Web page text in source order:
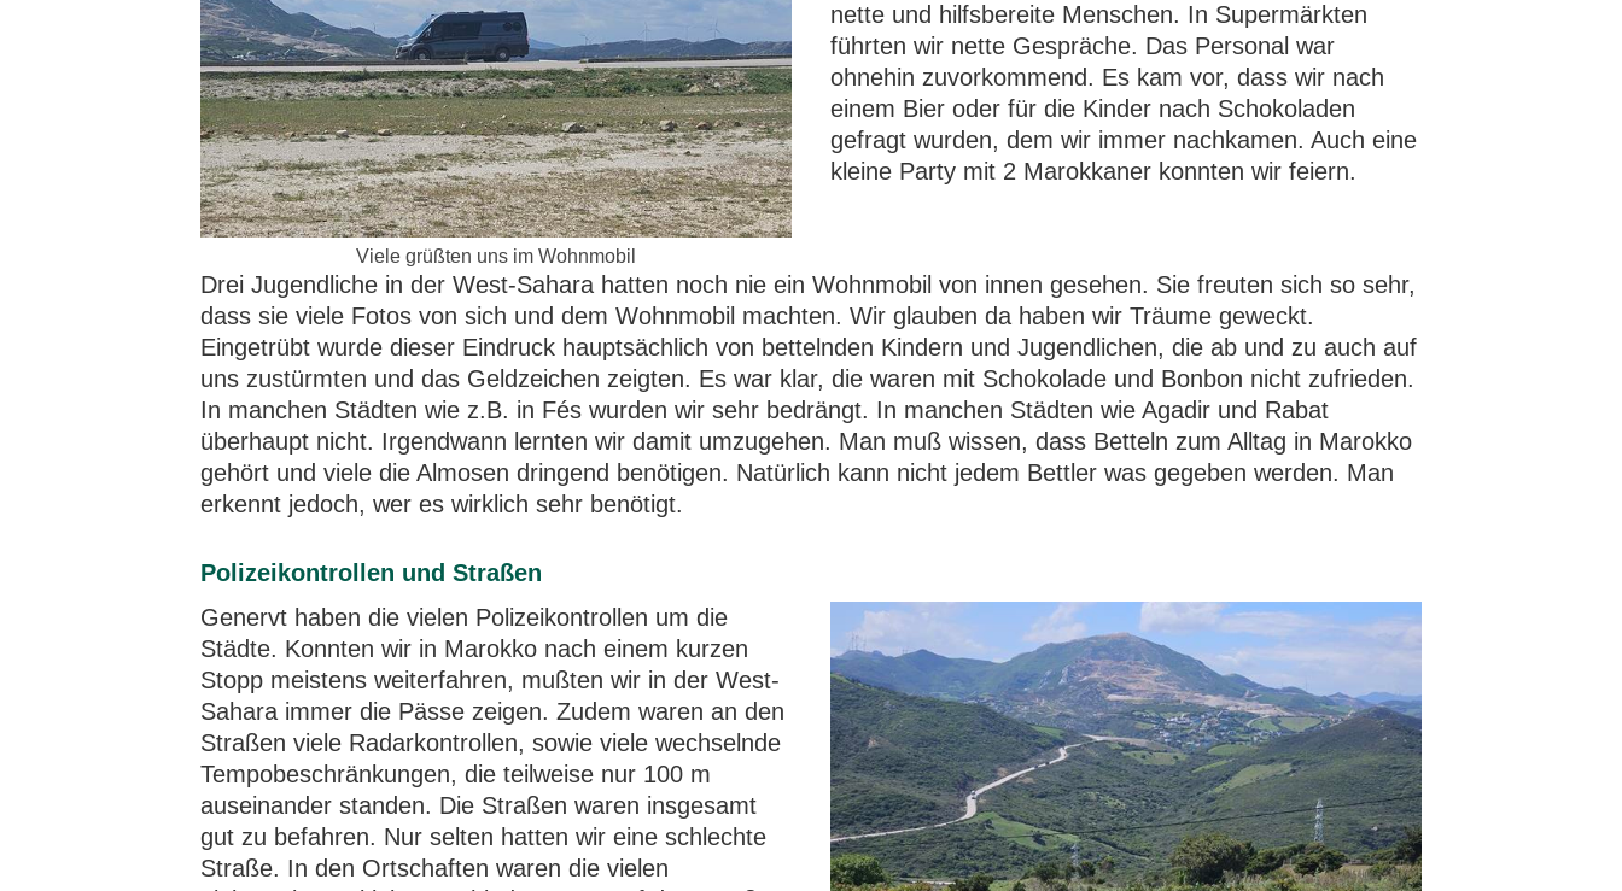
Viele grüßten uns im Wohnmobil
nette und hilfsbereite Menschen. In Supermärkten
führten wir nette Gespräche. Das Personal war
ohnehin zuvorkommend. Es kam vor, dass wir nach
einem Bier oder für die Kinder nach Schokoladen
gefragt wurden, dem wir immer nachkamen. Auch eine
kleine Party mit 2 Marokkaner konnten wir feiern.
Drei Jugendliche in der West-Sahara hatten noch nie ein Wohnmobil von innen gesehen. Sie freuten sich so sehr,
dass sie viele Fotos von sich und dem Wohnmobil machten. Wir glauben da haben wir Träume geweckt.
Eingetrübt wurde dieser Eindruck hauptsächlich von bettelnden Kindern und Jugendlichen, die ab und zu auch auf
uns zustürmten und das Geldzeichen zeigten. Es war klar, die waren mit Schokolade und Bonbon nicht zufrieden.
In manchen Städten wie z.B. in Fés wurden wir sehr bedrängt. In manchen Städten wie Agadir und Rabat
überhaupt nicht. Irgendwann lernten wir damit umzugehen. Man muß wissen, dass Betteln zum Alltag in Marokko
gehört und viele die Almosen dringend benötigen. Natürlich kann nicht jedem Bettler was gegeben werden. Man
erkennt jedoch, wer es wirklich sehr benötigt.
Polizeikontrollen und Straßen
Genervt haben die vielen Polizeikontrollen um die
Städte. Konnten wir in Marokko nach einem kurzen
Stopp meistens weiterfahren, mußten wir in der West-
Sahara immer die Pässe zeigen. Zudem waren an den
Straßen viele Radarkontrollen, sowie viele wechselnde
Tempobeschränkungen, die teilweise nur 100 m
auseinander standen. Die Straßen waren insgesamt
gut zu befahren. Nur selten hatten wir eine schlechte
Straße. In den Ortschaften waren die vielen